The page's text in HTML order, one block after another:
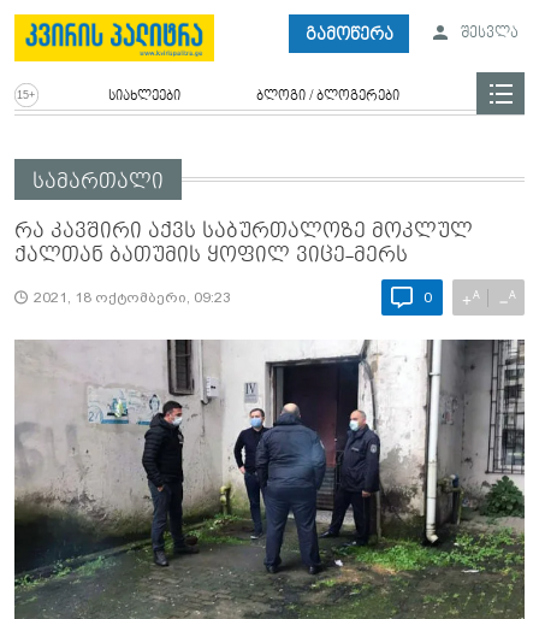
გამოწერა შესვლა
სიახლეები ბლოგი / ბლოგერები
სამართალი
რა კავშირი აქვს საბურთალოზე მოკლულ
ქალთან ბათუმის ყოფილ ვიცე-მერს
2021, 18 ოქტომბერი, 09:23 0 +A −A